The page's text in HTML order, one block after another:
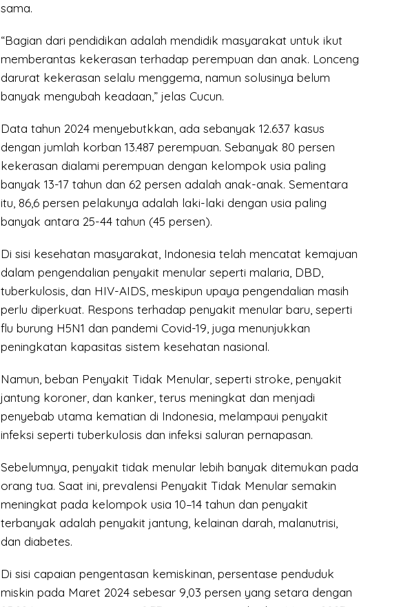
sama.
“Bagian dari pendidikan adalah mendidik masyarakat untuk ikut
memberantas kekerasan terhadap perempuan dan anak. Lonceng
darurat kekerasan selalu menggema, namun solusinya belum
banyak mengubah keadaan,” jelas Cucun.
Data tahun 2024 menyebutkkan, ada sebanyak 12.637 kasus
dengan jumlah korban 13.487 perempuan. Sebanyak 80 persen
kekerasan dialami perempuan dengan kelompok usia paling
banyak 13-17 tahun dan 62 persen adalah anak-anak. Sementara
itu, 86,6 persen pelakunya adalah laki-laki dengan usia paling
banyak antara 25-44 tahun (45 persen).
Di sisi kesehatan masyarakat, Indonesia telah mencatat kemajuan
dalam pengendalian penyakit menular seperti malaria, DBD,
tuberkulosis, dan HIV-AIDS, meskipun upaya pengendalian masih
perlu diperkuat. Respons terhadap penyakit menular baru, seperti
flu burung H5N1 dan pandemi Covid-19, juga menunjukkan
peningkatan kapasitas sistem kesehatan nasional.
Namun, beban Penyakit Tidak Menular, seperti stroke, penyakit
jantung koroner, dan kanker, terus meningkat dan menjadi
penyebab utama kematian di Indonesia, melampaui penyakit
infeksi seperti tuberkulosis dan infeksi saluran pernapasan.
Sebelumnya, penyakit tidak menular lebih banyak ditemukan pada
orang tua. Saat ini, prevalensi Penyakit Tidak Menular semakin
meningkat pada kelompok usia 10–14 tahun dan penyakit
terbanyak adalah penyakit jantung, kelainan darah, malanutrisi,
dan diabetes.
Di sisi capaian pengentasan kemiskinan, persentase penduduk
miskin pada Maret 2024 sebesar 9,03 persen yang setara dengan